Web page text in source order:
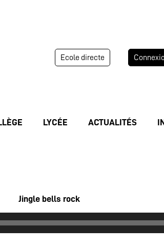
Ecole directe
LYCÉE ACTUALITÉS
Jingle bells rock